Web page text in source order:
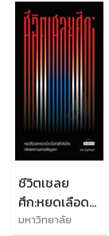
ชีวิตเชลย
ศึก:หยดเลือด
และหยาดน้ำตา
มหาวิทยาลัย